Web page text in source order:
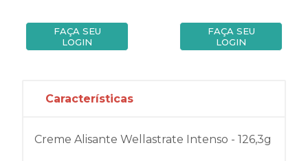
FAÇA SEU
LOGIN
FAÇA SEU
LOGIN
Características
Creme Alisante Wellastrate Intenso - 126,3g